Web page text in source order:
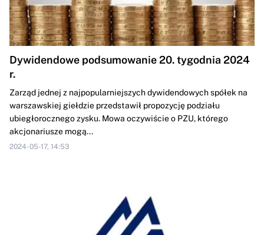
Dywidendowe podsumowanie 20. tygodnia 2024
r.
Zarząd jednej z najpopularniejszych dywidendowych spółek na
warszawskiej giełdzie przedstawił propozycję podziału
ubiegłorocznego zysku. Mowa oczywiście o PZU, którego
akcjonariusze mogą...
2024-05-17, 14:53